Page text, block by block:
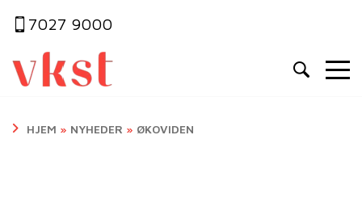
7027 9000
HJEM » NYHEDER » ØKOVIDEN